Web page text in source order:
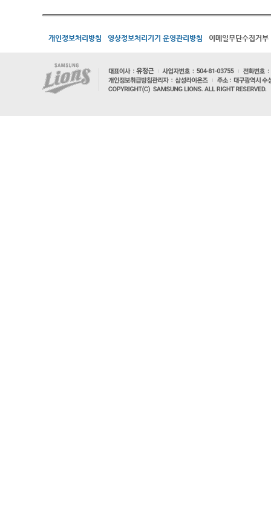
개인정보처리방침 영상정보처리기기 운영관리방침 이메일무단수집거부